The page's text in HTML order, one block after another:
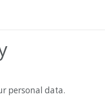
personal data.